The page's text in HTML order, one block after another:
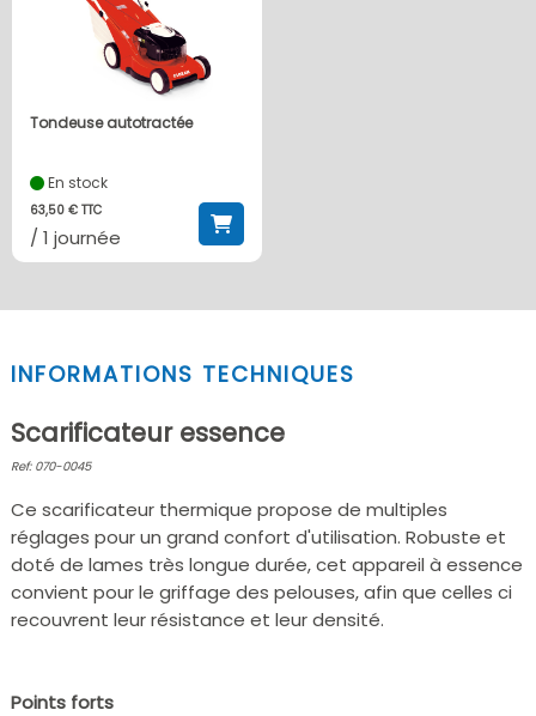
Tondeuse autotractée
En stock
63,50 € TTC
/ 1 journée
INFORMATIONS TECHNIQUES
Scarificateur essence
Ref: 070-0045
Ce scarificateur thermique propose de multiples
réglages pour un grand confort d'utilisation. Robuste et
doté de lames très longue durée, cet appareil à essence
convient pour le griffage des pelouses, afin que celles ci
recouvrent leur résistance et leur densité.
Points forts